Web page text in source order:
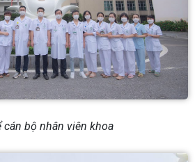
cán bộ nhân viên khoa